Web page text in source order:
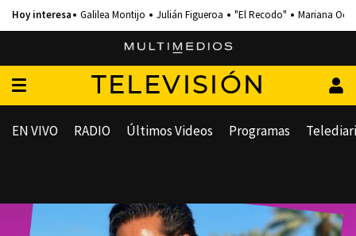
Galilea Montijo Julián Figueroa "El Recodo" Mariana
TELEVISIÓN
EN VIVO RADIO Últimos Videos Programas